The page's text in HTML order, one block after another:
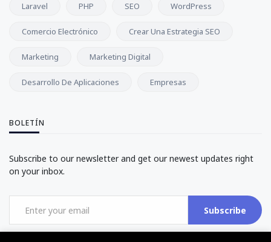
Laravel PHP SEO WordPress
Comercio Electrónico Crear Una Estrategia SEO
Marketing Marketing Digital
Desarrollo De Aplicaciones Empresas
BOLETÍN
Subscribe to our newsletter and get our newest updates right
on your inbox.
Subscribe